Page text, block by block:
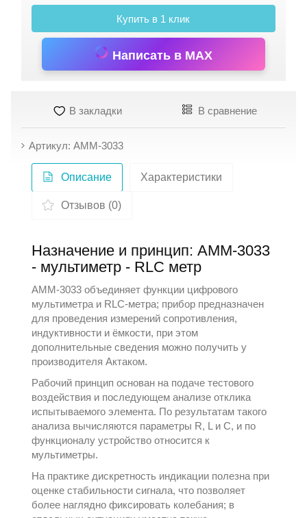
Купить в 1 клик
Написать в MAX
В закладки В сравнение
Артикул: АММ-3033
Описание Характеристики
Отзывов (0)
Назначение и принцип: АММ-3033
- мультиметр - RLC метр
АММ-3033 объединяет функции цифрового
мультиметра и RLC-метра; прибор предназначен
для проведения измерений сопротивления,
индуктивности и ёмкости, при этом
дополнительные сведения можно получить у
производителяАктаком.
Рабочий принцип основан на подаче тестового
воздействия и последующем анализе отклика
испытываемого элемента. По результатам такого
анализа вычисляются параметры R, L и C, и по
функционалу устройство относится к
мультиметры.
На практике дискретность индикации полезна при
оценке стабильности сигнала, что позволяет
более наглядно фиксировать колебания; в